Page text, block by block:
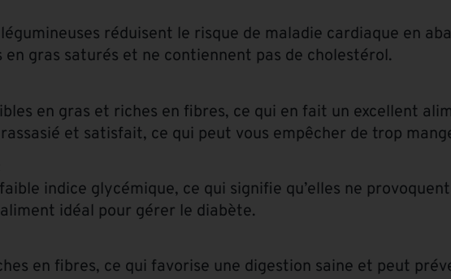
réduisent le risque de maladie cardiaque en
gras saturés et ne contiennent pas de cholestérol.
en gras et riches en fibres, ce qui en fait un excellent
et satisfait, ce qui peut vous empêcher de trop
indice glycémique, ce qui signifie qu’elles ne
idéal pour gérer le diabète.
en fibres, ce qui favorise une digestion saine et peut